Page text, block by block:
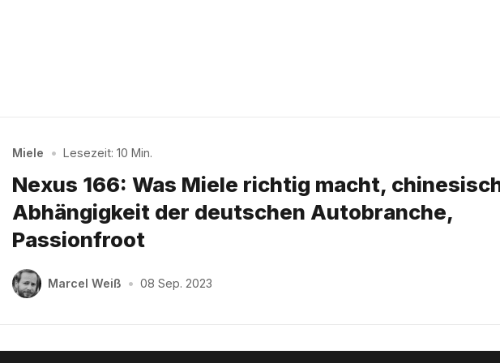
Miele • Lesezeit: 10 Min.
Nexus 166: Was Miele richtig macht,
Abhängigkeit der deutschen Autobranche,
Passionfroot
Marcel Weiß • 08 Sep. 2023